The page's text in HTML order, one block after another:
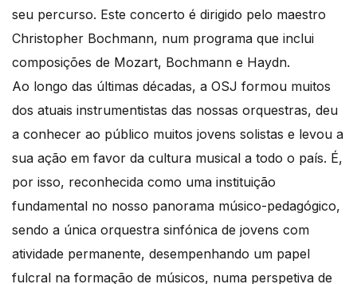
seu percurso. Este concerto é dirigido pelo maestro
Christopher Bochmann, num programa que inclui
composições de Mozart, Bochmann e Haydn.
Ao longo das últimas décadas, a OSJ formou muitos
dos atuais instrumentistas das nossas orquestras, deu
a conhecer ao público muitos jovens solistas e levou a
sua ação em favor da cultura musical a todo o país. É,
por isso, reconhecida como uma instituição
fundamental no nosso panorama músico-pedagógico,
sendo a única orquestra sinfónica de jovens com
atividade permanente, desempenhando um papel
fulcral na formação de músicos, numa perspetiva de